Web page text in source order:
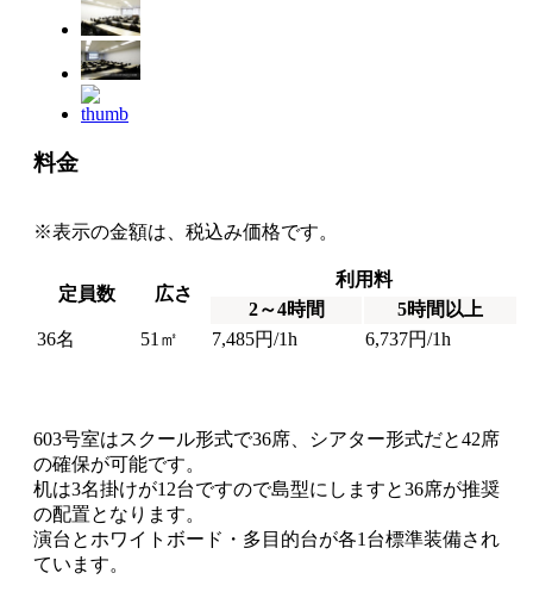
料金
※表示の金額は、税込み価格です。
定員数 広さ
利用料
2～4時間
5時間以上
36名
51㎡ 7,485円/1h 6,737円/1h
603号室はスクール形式で36席、シアター形式だと42席
の確保が可能です。
机は3名掛けが12台ですので島型にしますと36席が推奨
の配置となります。
演台とホワイトボード・多目的台が各1台標準装備され
ています。